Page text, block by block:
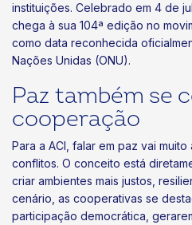
instituições. Celebrado em 4 de
chega à sua 104ª edição no
como data reconhecida
Nações Unidas (ONU).
Paz também se
cooperação
Para a ACI, falar em paz vai
conflitos. O conceito está
criar ambientes mais justos,
cenário, as cooperativas se
participação democrática,